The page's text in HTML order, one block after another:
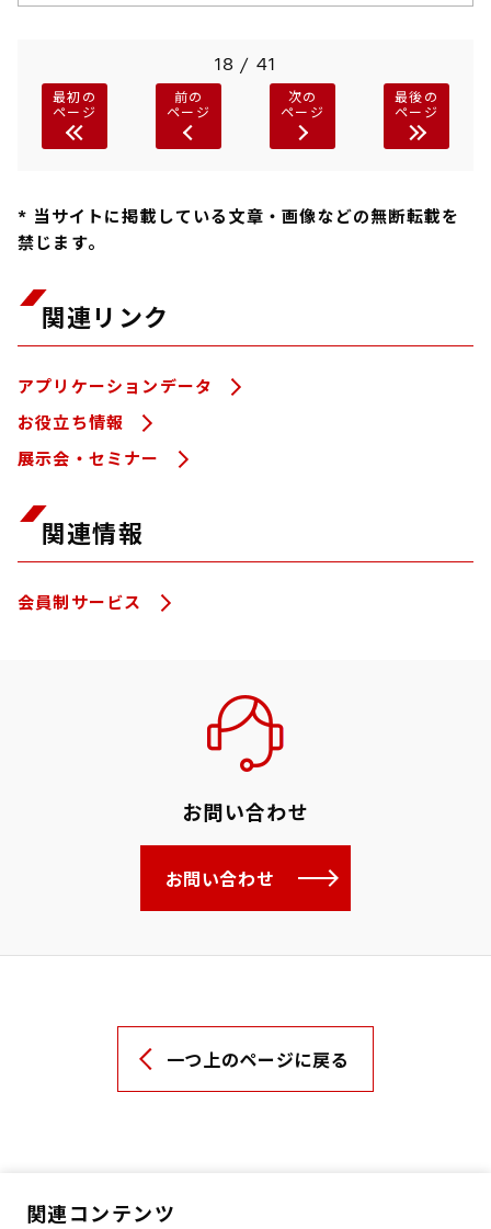
前の
ページ
最初の
ページ
18 / 41
次の
ページ
最後の
ページ
* 当サイトに掲載している文章・画像などの無断転載を
禁じます。
関連リンク
アプリケーションデータ
お役立ち情報
展示会・セミナー
関連情報
会員制サービス
お問い合わせ
お問い合わせ
一つ上のページに戻る
関連コンテンツ